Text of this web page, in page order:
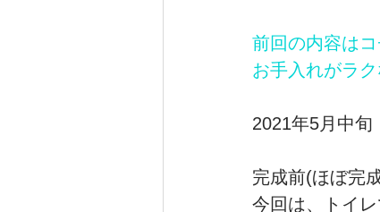
注文住宅_程よい距離感
前回の内容は
お手入れがラ
2021年5月中旬
完成前(ほぼ完
今回は、トイレ